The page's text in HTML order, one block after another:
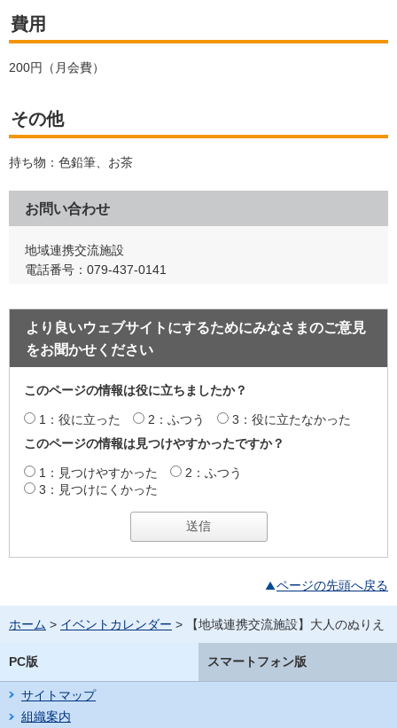
費用
200円（月会費）
その他
持ち物：色鉛筆、お茶
お問い合わせ
地域連携交流施設
電話番号：079-437-0141
より良いウェブサイトにするためにみなさまのご意見
をお聞かせください
このページの情報は役に立ちましたか？
1：役に立った 2：ふつう
3：役に立たなかった
このページの情報は見つけやすかったですか？
1：見つけやすかった
2：ふつう
3：見つけにくかった
ページの先頭へ戻る
ホーム > イベントカレンダー > 【地域連携交流施設】大人のぬりえ
PC版 スマートフォン版
サイトマップ
組織案内